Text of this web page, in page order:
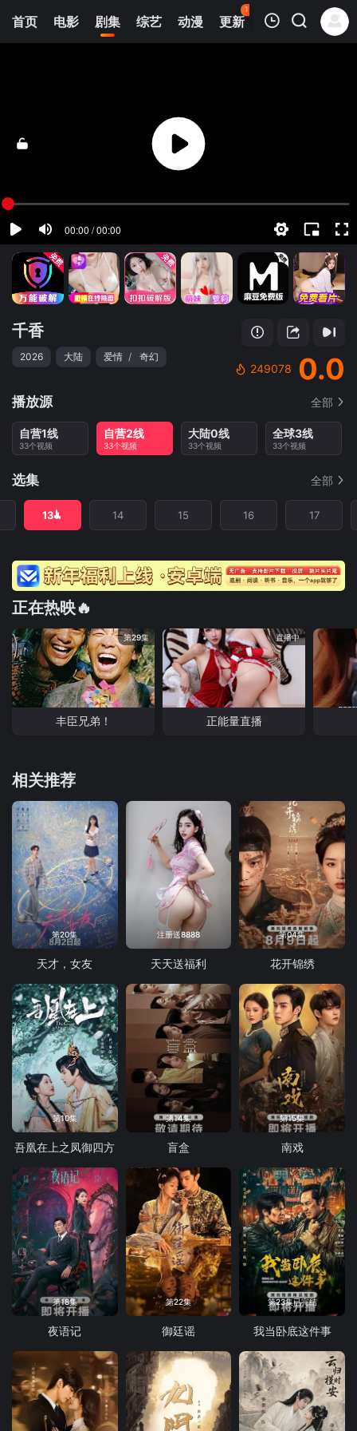
首页 电影 剧集 综艺 动漫 更新
112
热榜 APP
清空
千香
2026 大陆 爱情 / 奇幻
249078 0.0
播放源 全部
自营1线
33个视频
自营2线
33个视频
大陆0线
33个视频
全球3线
33个视频
选集 全部
13 14 15 16 17
正在热映🔥
第29集
丰臣兄弟！
直播中
正能量直播
相关推荐
第20集
天才，女友
注册送8888
天天送福利
第04集
花开锦绣
第10集
吾凰在上之凤御四方
第14集
盲盒
第15集
南戏
第18集
夜语记
第22集
御廷谣
第23集已完结
我当卧底这件事